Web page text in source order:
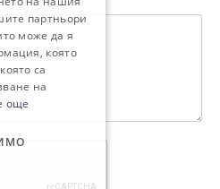
партньори
може да я
която
са
на
още